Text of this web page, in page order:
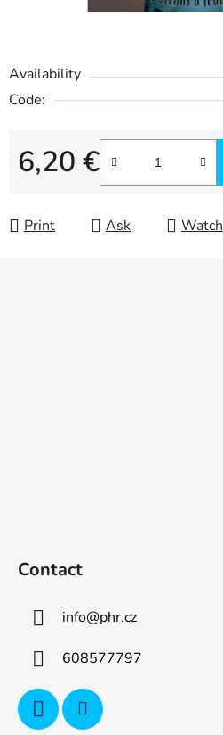
Availability
Code:
6,20 €
Measure price:
Print Ask Watch
Contact
info@phr.cz
608577797